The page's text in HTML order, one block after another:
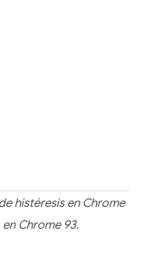
histéresis en Chrome
Chrome 93.